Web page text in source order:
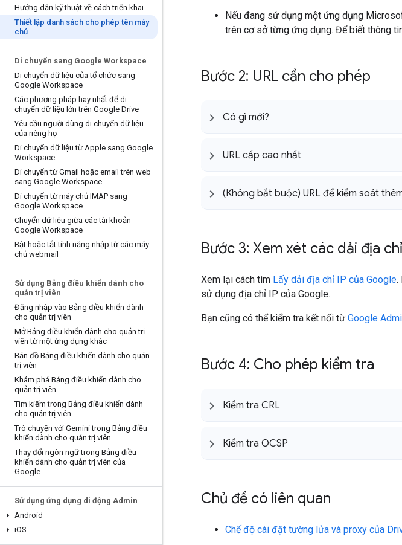
Hướng dẫn kỹ thuật về cách triển khai
Thiết lập danh sách cho phép tên máy
chủ
Di chuyển sang Google Workspace
Di chuyển dữ liệu của tổ chức sang
Google Workspace
Các phương pháp hay nhất để di
chuyển dữ liệu lớn trên Google Drive
Yêu cầu người dùng di chuyển dữ liệu
của riêng họ
Di chuyển dữ liệu từ Apple sang Google
Workspace
Di chuyển từ Gmail hoặc email trên web
sang Google Workspace
Di chuyển từ máy chủ IMAP sang
Google Workspace
Chuyển dữ liệu giữa các tài khoản
Google Workspace
Bật hoặc tắt tính năng nhập từ các máy
chủ webmail
Sử dụng Bảng điều khiển dành cho
quản trị viên
Đăng nhập vào Bảng điều khiển dành
cho quản trị viên
Mở Bảng điều khiển dành cho quản trị
viên từ một ứng dụng khác
Bản đồ Bảng điều khiển dành cho quản
trị viên
Khám phá Bảng điều khiển dành cho
quản trị viên
Tìm kiếm trong Bảng điều khiển dành
cho quản trị viên
Trò chuyện với Gemini trong Bảng điều
khiển dành cho quản trị viên
Thay đổi ngôn ngữ trong Bảng điều
khiển dành cho quản trị viên của
Google
Sử dụng ứng dụng di động Admin
Android
iOS
Nếu đang sử dụng một ứng dụng
trên cơ sở từng ứng dụng. Để biết thông
Bước 2: URL cần cho phép
Có gì mới?
URL cấp cao nhất
(Không bắt buộc) URL để kiểm soát
Bước 3: Xem xét các dải địa
Xem lại cách tìm Lấy dải địa chỉ IP của Google.
sử dụng địa chỉ IP của Google.
Bạn cũng có thể kiểm tra kết nối từ Google
Bước 4: Cho phép kiểm tra
Kiểm tra CRL
Kiểm tra OCSP
Chủ đề có liên quan
Chế độ cài đặt tường lửa và proxy của